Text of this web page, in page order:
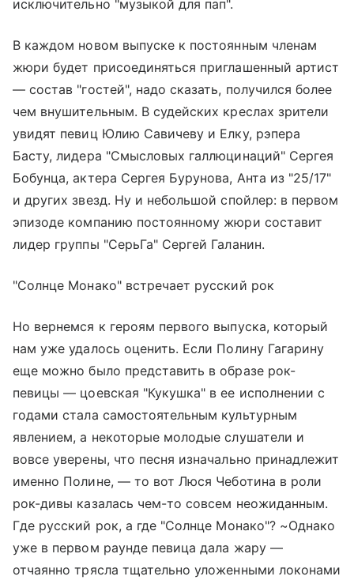
исключительно "музыкой для пап".
В каждом новом выпуске к постоянным членам
жюри будет присоединяться приглашенный артист
— состав "гостей", надо сказать, получился более
чем внушительным. В судейских креслах зрители
увидят певиц Юлию Савичеву и Елку, рэпера
Басту, лидера "Смысловых галлюцинаций" Сергея
Бобунца, актера Сергея Бурунова, Анта из "25/17"
и других звезд. Ну и небольшой спойлер: в первом
эпизоде компанию постоянному жюри составит
лидер группы "СерьГа" Сергей Галанин.
"Солнце Монако" встречает русский рок
Но вернемся к героям первого выпуска, который
нам уже удалось оценить. Если Полину Гагарину
еще можно было представить в образе рок-
певицы — цоевская "Кукушка" в ее исполнении с
годами стала самостоятельным культурным
явлением, а некоторые молодые слушатели и
вовсе уверены, что песня изначально принадлежит
именно Полине, — то вот Люся Чеботина в роли
рок-дивы казалась чем-то совсем неожиданным.
Где русский рок, а где "Солнце Монако"? ~Однако
уже в первом раунде певица дала жару —
отчаянно трясла тщательно уложенными локонами